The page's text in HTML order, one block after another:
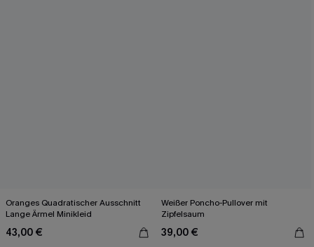
Oranges Quadratischer Ausschnitt
Lange Ärmel Minikleid
43,00 €
Weißer Poncho-Pullover mit
Zipfelsaum
39,00 €